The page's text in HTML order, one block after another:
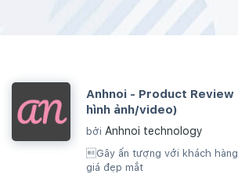
Anhnoi - Product Review
hình ảnh/video)
bởi Anhnoi technology
Gây ấn tượng với khách
giá đẹp mắt